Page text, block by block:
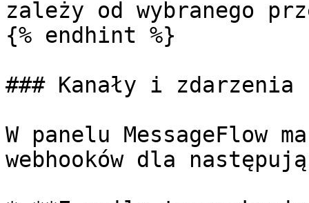
zależy od wybranego
{% endhint %}
### Kanały i zdarzenia
W panelu MessageFlow
webhooków dla